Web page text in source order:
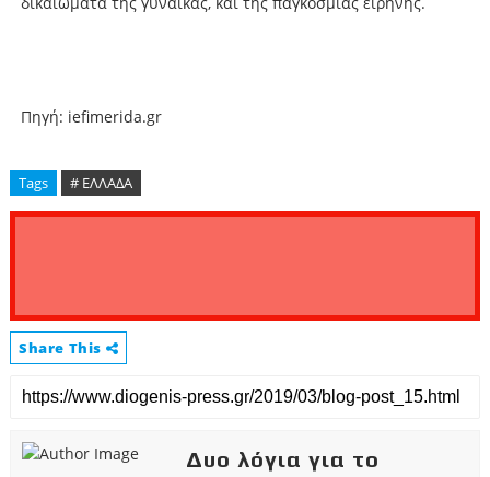
Πηγή: iefimerida.gr
Tags # ΕΛΛΑΔΑ
Share This
Δυο λόγια για το